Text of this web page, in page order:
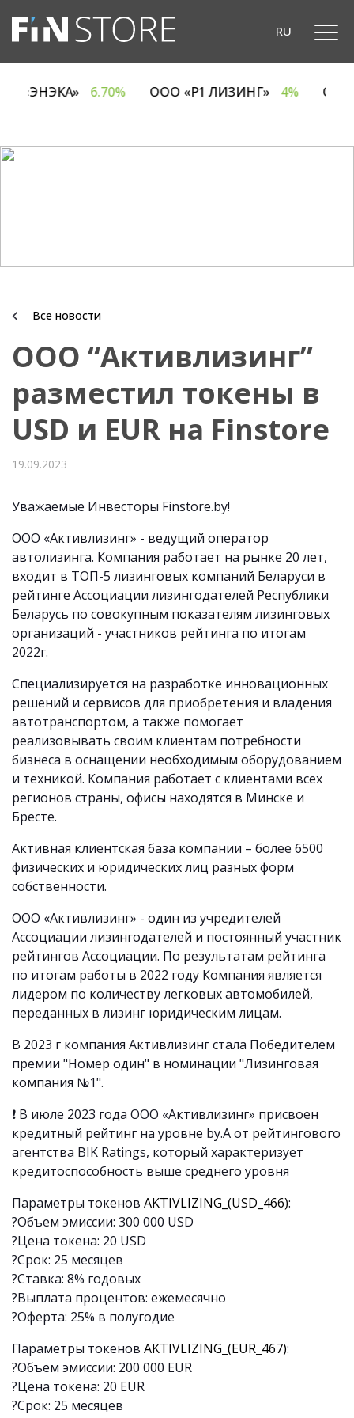
RU
«ЭНЭКА» 6.70% ООО «Р1 ЛИЗИНГ» 4%
Все новости
ООО “Активлизинг”
разместил токены в
USD и EUR на Finstore
19.09.2023
Уважаемые Инвесторы Finstore.by!
ООО «Активлизинг» - ведущий оператор
автолизинга. Компания работает на рынке 20 лет,
входит в ТОП-5 лизинговых компаний Беларуси в
рейтинге Ассоциации лизингодателей Республики
Беларусь по совокупным показателям лизинговых
организаций - участников рейтинга по итогам
2022г.
Специализируется на разработке инновационных
решений и сервисов для приобретения и владения
автотранспортом, а также помогает
реализовывать своим клиентам потребности
бизнеса в оснащении необходимым оборудованием
и техникой. Компания работает с клиентами всех
регионов страны, офисы находятся в Минске и
Бресте.
Активная клиентская база компании – более 6500
физических и юридических лиц разных форм
собственности.
ООО «Активлизинг» - один из учредителей
Ассоциации лизингодателей и постоянный участник
рейтингов Ассоциации. По результатам рейтинга
по итогам работы в 2022 году Компания является
лидером по количеству легковых автомобилей,
переданных в лизинг юридическим лицам.
В 2023 г компания Активлизинг стала Победителем
премии "Номер один" в номинации "Лизинговая
компания №1".
❗️ В июле 2023 года ООО «Активлизинг» присвоен
кредитный рейтинг на уровне by.A от рейтингового
агентства BIK Ratings, который характеризует
кредитоспособность выше среднего уровня
Параметры токенов AKTIVLIZING_(USD_466):
?Объем эмиссии: 300 000 USD
?Цена токена: 20 USD
?Срок: 25 месяцев
?Ставка: 8% годовых
?Выплата процентов: ежемесячно
?Оферта: 25% в полугодие
Параметры токенов AKTIVLIZING_(EUR_467):
?Объем эмиссии: 200 000 EUR
?Цена токена: 20 EUR
?Срок: 25 месяцев